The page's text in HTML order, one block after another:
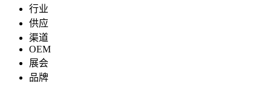
行业
供应
渠道
OEM
展会
品牌